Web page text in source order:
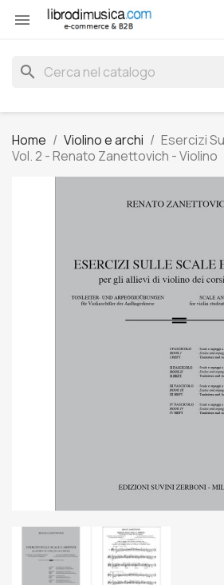

search
Home Violino e archi
Esercizi
Vol. 2 - Renato Zanettovich - Violino